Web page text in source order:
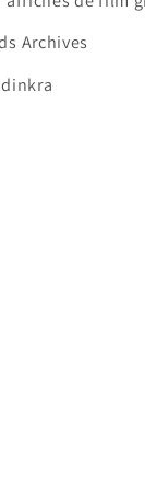
Archives